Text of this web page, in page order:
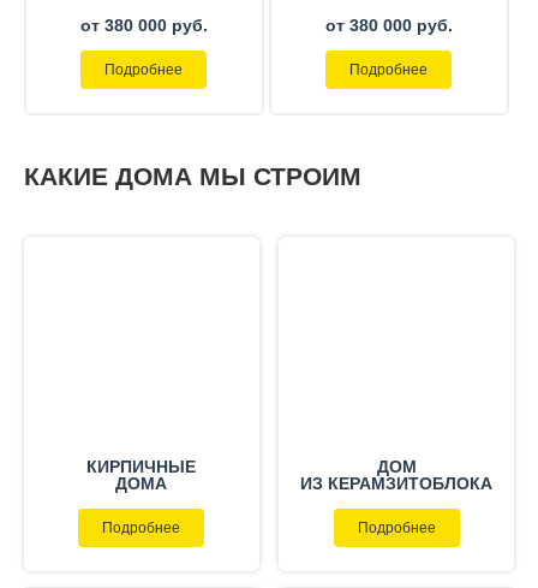
от 380 000 руб.
Подробнее
от 380 000 руб.
Подробнее
КАКИЕ ДОМА МЫ СТРОИМ
КИРПИЧНЫЕ
ДОМА
Подробнее
ДОМ
ИЗ КЕРАМЗИТОБЛОКА
Подробнее